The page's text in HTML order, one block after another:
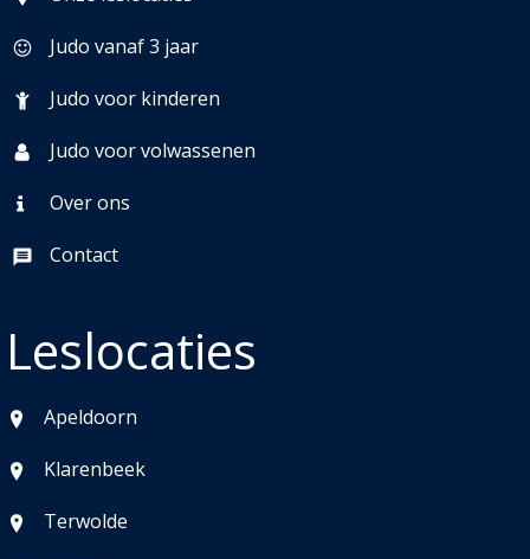
Judo vanaf 3 jaar
Judo voor kinderen
Judo voor volwassenen
Over ons
Contact
Leslocaties
Apeldoorn
Klarenbeek
Terwolde